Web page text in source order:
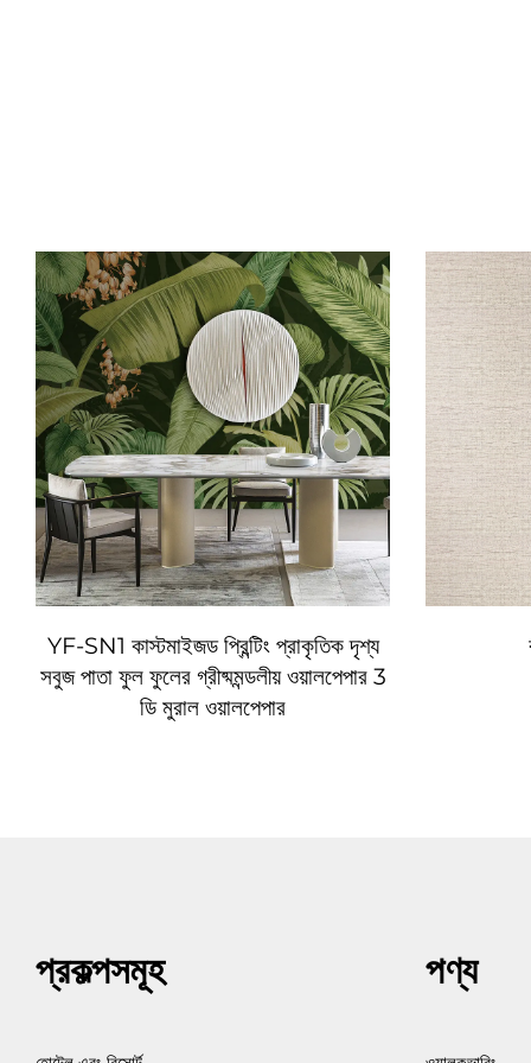
YF-SN1 কাস্টমাইজড প্রিন্টিং প্রাকৃতিক দৃশ্য
সবুজ পাতা ফুল ফুলের গ্রীষ্মমন্ডলীয় ওয়ালপেপার 3
ডি মুরাল ওয়ালপেপার
প্রকল্পসমূহ পণ্য